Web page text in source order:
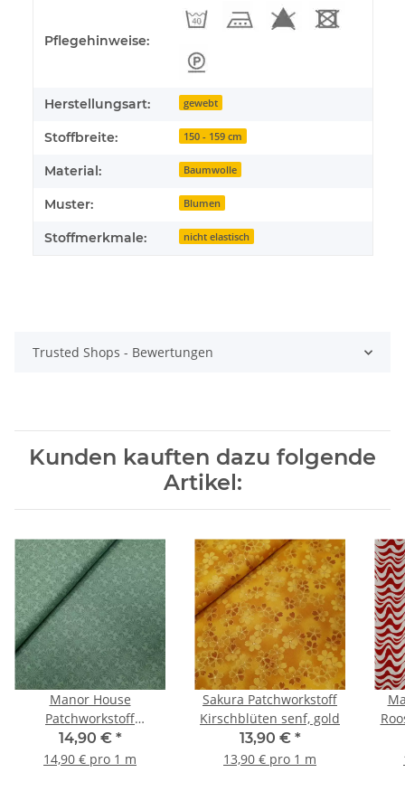
Pflegehinweise:
Herstellungsart: gewebt
Stoffbreite: 150 - 159 cm
Material: Baumwolle
Muster: Blumen
Stoffmerkmale: nicht elastisch
Trusted Shops - Bewertungen
Kunden kauften dazu folgende
Artikel:
Manor House
Patchworkstoff
Ornamente mint, dunkel
14,90 € *
14,90 € pro 1 m
Sakura Patchworkstoff
Kirschblüten senf, gold
13,90 € *
13,90 € pro 1 m